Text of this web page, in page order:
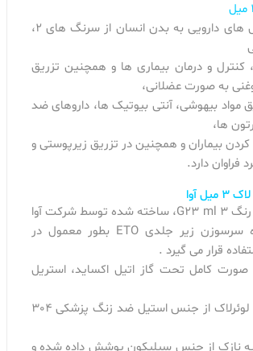
در تزریق محلول های دارویی به بدن انسان از سرنگ های 2،
و درمان بیماری ها و همچنین تزریق
به صورت عضلانی،
مواد بیهوشی، آنتی بیوتیک ها، داروهای ضد
ها،
بیماران و همچنین در تزریق زیرپوستی و
فراوان دارد.
آوا
سرنگ هاب آبی رنگ G23 ml 3، ساخته شده توسط شرکت آوا
پزشک به همراه سرسوزن زیر جلدی ETO بطور معمول در
قرار می گیرد .
کامل تحت گاز اتیل اکساید، استریل
سرسوزن سرنگ لوئرلاک از جنس استیل ضد زنگ پزشکی 304
نازک از جنس سیلیکون پوشش داده شده و